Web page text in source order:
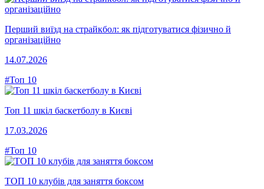
Перший виїзд на страйкбол: як підготуватися фізично й
організаційно
14.07.2026
#Топ 10
Топ 11 шкіл баскетболу в Києві
17.03.2026
#Топ 10
ТОП 10 клубів для заняття боксом